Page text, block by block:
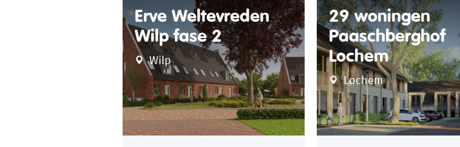
Erve Weltevreden
Wilp fase 2
Wilp
29 woningen
Paaschberghof
Lochem
Lochem